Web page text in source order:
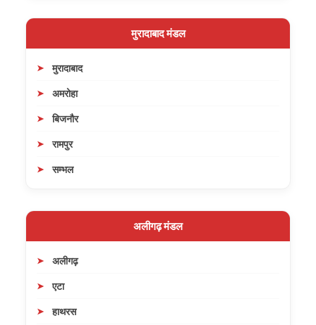
मुरादाबाद मंडल
मुरादाबाद
अमरोहा
बिजनौर
रामपुर
सम्भल
अलीगढ़ मंडल
अलीगढ़
एटा
हाथरस